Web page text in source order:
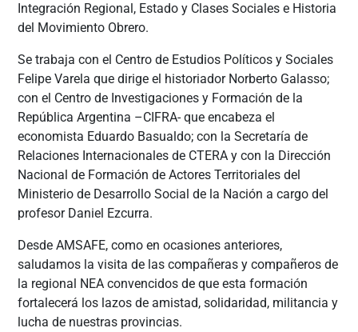
Integración Regional, Estado y Clases Sociales e Historia
del Movimiento Obrero.
Se trabaja con el Centro de Estudios Políticos y Sociales
Felipe Varela que dirige el historiador Norberto Galasso;
con el Centro de Investigaciones y Formación de la
República Argentina –CIFRA- que encabeza el
economista Eduardo Basualdo; con la Secretaría de
Relaciones Internacionales de CTERA y con la Dirección
Nacional de Formación de Actores Territoriales del
Ministerio de Desarrollo Social de la Nación a cargo del
profesor Daniel Ezcurra.
Desde AMSAFE, como en ocasiones anteriores,
saludamos la visita de las compañeras y compañeros de
la regional NEA convencidos de que esta formación
fortalecerá los lazos de amistad, solidaridad, militancia y
lucha de nuestras provincias.